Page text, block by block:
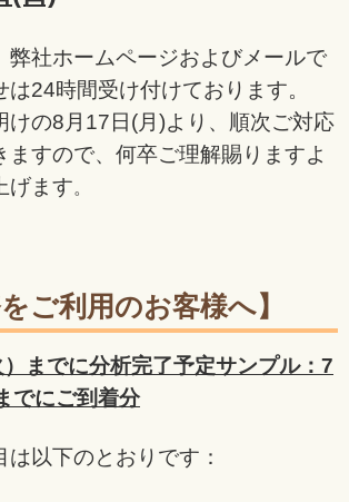
弊社ホームページおよびメールで
24時間受け付けております。
けの8月17日(月)より、順次ご対応
ますので、何卒ご理解賜りますよ
げます。
ご利用のお客様へ】
までに分析完了予定サンプル： 7
でにご到着分
以下のとおりです：